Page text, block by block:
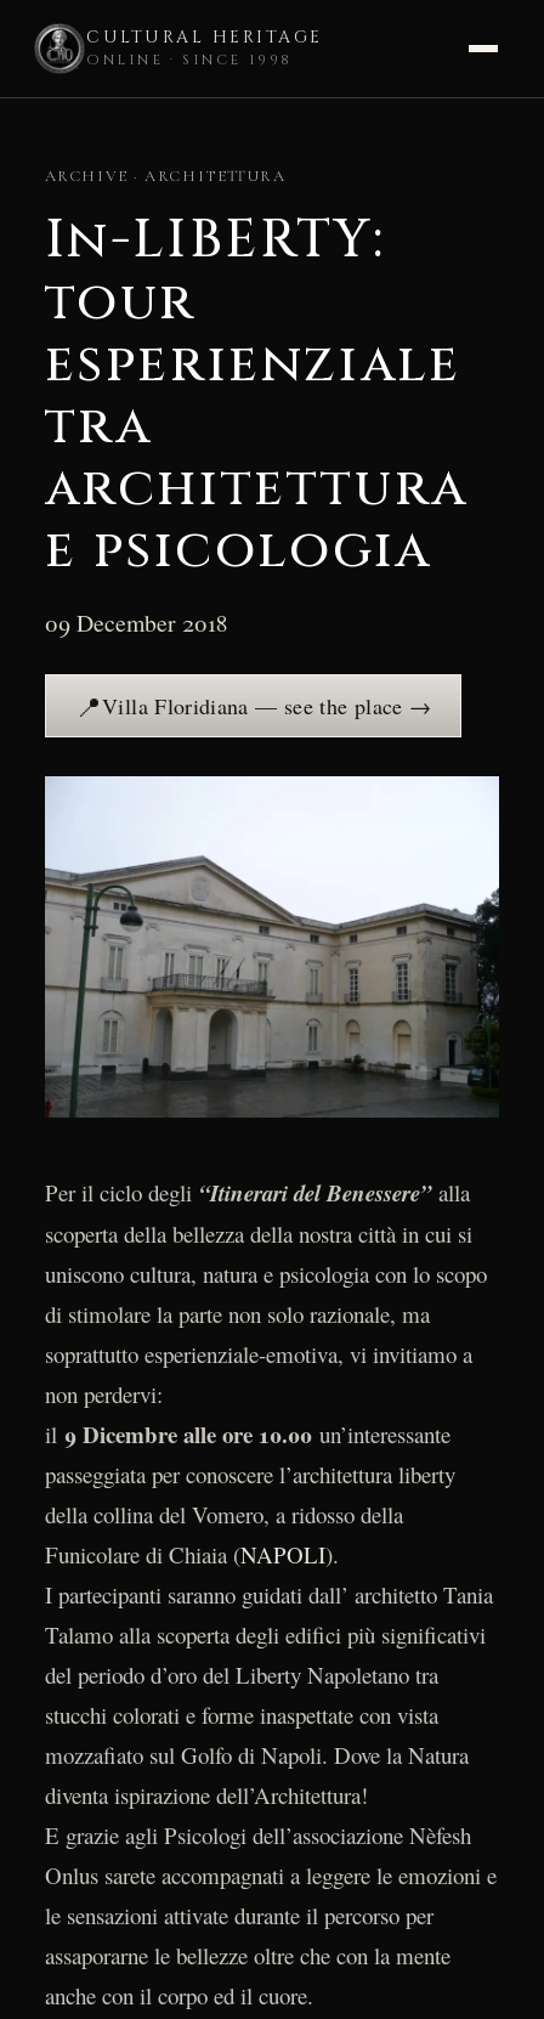
CULTURAL HERITAGE
ONLINE · SINCE 1998
contentARCHIVE · ARCHITETTURA
In-LIBERTY:
tour
esperienziale
tra
architettura
e psicologia
09 December 2018
📍Villa Floridiana — see the place →
Per il ciclo degli “Itinerari del Benessere”alla
scoperta della bellezza della nostra città in cui si
uniscono cultura, natura e psicologia con lo scopo
di stimolare la parte non solo razionale, ma
soprattutto esperienziale-emotiva, vi invitiamo a
non perdervi:
il 9 Dicembre alle ore 10.00 un’interessante
passeggiata per conoscere l’architettura liberty
della collina del Vomero, a ridosso della
Funicolare di Chiaia (NAPOLI).
I partecipanti saranno guidati dall’ architetto Tania
Talamo alla scoperta degli edifici più significativi
del periodo d’oro del Liberty Napoletano tra
stucchi colorati e forme inaspettate con vista
mozzafiato sul Golfo di Napoli. Dove la Natura
diventa ispirazione dell’Architettura!
E grazie agli Psicologi dell’associazione Nèfesh
Onlus sarete accompagnati a leggere le emozioni e
le sensazioni attivate durante il percorso per
assaporarne le bellezze oltre che con la mente
anche con il corpo ed il cuore.